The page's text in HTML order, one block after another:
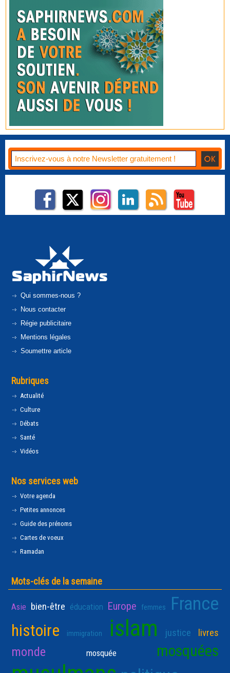
Qui sommes-nous ?
Nous contacter
Régie publicitaire
Mentions légales
Soumettre article
Rubriques
Actualité
Culture
Débats
Santé
Vidéos
Nos services web
Votre agenda
Petites annonces
Guide des prénoms
Cartes de voeux
Ramadan
Mots-clés de la semaine
Asie bien-être éducation Europe femmes France
histoire immigration islam justice livres
monde mosquée mosquées